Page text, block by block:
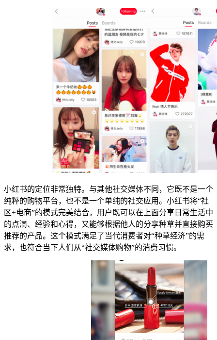
小红书的定位非常独特。与其他社交媒体不同，它既不是一个
纯粹的购物平台，也不是一个单纯的社交应用。小红书将“社
区+电商”的模式完美结合，用户既可以在上面分享日常生活中
的点滴、经验和心得，又能够根据他人的分享种草并直接购买
推荐的产品。这个模式满足了当代消费者对“种草经济”的需
求，也符合当下人们从“社交媒体购物”的消费习惯。